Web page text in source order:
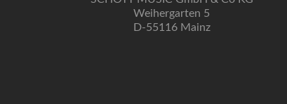
Weihergarten 5
D-55116 Mainz